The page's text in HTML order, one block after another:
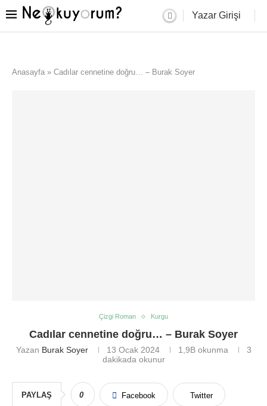
Yazar Girişi
Anasayfa » Cadılar cennetine doğru… – Burak Soyer
Çizgi Roman Kurgu
Cadılar cennetine doğru… – Burak Soyer
Yazan Burak Soyer 13 Ocak 2024 1,9Bokunma
3
dakikada okunur
PAYLAŞ 0 Facebook Twitter